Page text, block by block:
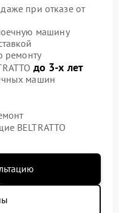
даже при отказе от
машину
ремонту
до 3-х лет
машин
BELTRATTO